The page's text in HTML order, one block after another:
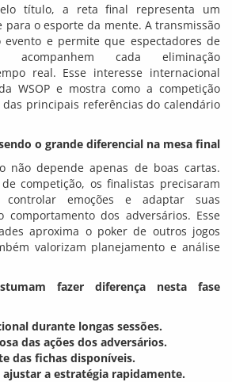
título, a reta final representa um
o esporte da mente. A transmissão
e permite que espectadores de
acompanhem cada eliminação
real. Esse interesse internacional
WSOP e mostra como a competição
principais referências do calendário
o grande diferencial na mesa final
não depende apenas de boas cartas.
competição, os finalistas precisaram
controlar emoções e adaptar suas
comportamento dos adversários. Esse
aproxima o poker de outros jogos
valorizam planejamento e análise
fazer diferença nesta fase
durante longas sessões.
das ações dos adversários.
das fichas disponíveis.
ajustar a estratégia rapidamente.